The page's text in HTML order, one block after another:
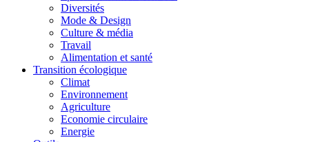
Diversités
Mode & Design
Culture & média
Travail
Alimentation et santé
Transition écologique
Climat
Environnement
Agriculture
Economie circulaire
Energie